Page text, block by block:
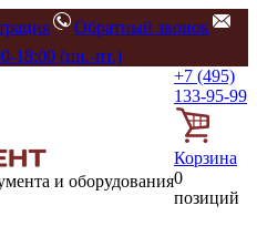
Обратный звонок
18:00 (пн.-пт.)
и оборудования
+7 (495)
133-95-99
Корзина
0
позиций